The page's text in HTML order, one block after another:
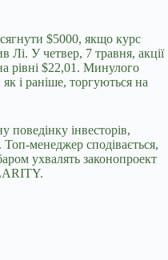
$5000, якщо курс
Лі. У четвер, 7 травня, акції
рівні $22,01. Минулого
і раніше, торгуються на
інвесторів,
менеджер сподівається,
ухвалять законопроект